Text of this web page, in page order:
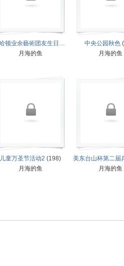
曼哈顿业余藝術团友生日会
月海的鱼
中央公园秋色
月海的鱼
儿童万圣节活动2 (198)
月海的鱼
月海的鱼